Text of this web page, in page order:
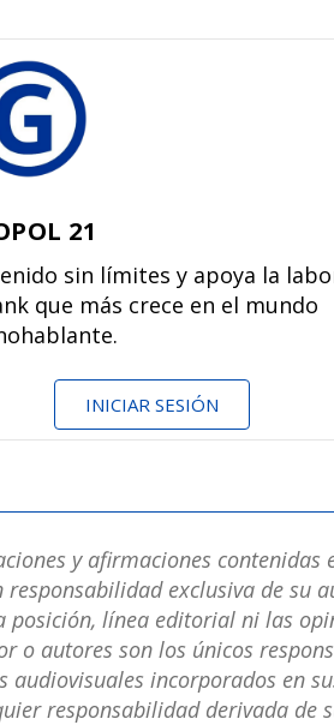
21
sin límites y apoya la
que más crece en el mundo
INICIAR SESIÓN
y afirmaciones contenidas
exclusiva de su
posición, línea editorial ni las
o autores son los únicos
incorporados en
responsabilidad derivada de